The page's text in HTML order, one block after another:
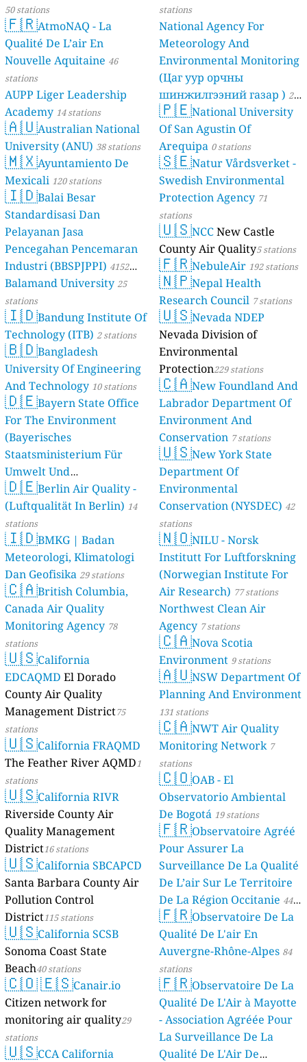
50 stations
🇫🇷AtmoNAQ - La
Qualité De L’air En
Nouvelle Aquitaine 46
stations
AUPP Liger Leadership
Academy 14 stations
🇦🇺Australian National
University (ANU) 38 stations
🇲🇽Ayuntamiento De
Mexicali 120 stations
🇮🇩Balai Besar
Standardisasi Dan
Pelayanan Jasa
Pencegahan Pencemaran
Industri (BBSPJPPI) 4152
stations
Balamand University25
stations
🇮🇩Bandung Institute Of
Technology (ITB) 2 stations
🇧🇩Bangladesh
University Of Engineering
And Technology 10 stations
🇩🇪Bayern State Office
For The Environment
(Bayerisches
Staatsministerium Für
Umwelt Und
Verbraucherschutz) - LfU
46 stations
🇩🇪Berlin Air Quality -
(Luftqualität In Berlin) 14
stations
🇮🇩BMKG | Badan
Meteorologi, Klimatologi
Dan Geofisika 29 stations
🇨🇦British Columbia,
Canada Air Quality
Monitoring Agency 78
stations
🇺🇸California
EDCAQMD El Dorado
County Air Quality
Management District75
stations
🇺🇸California FRAQMD
The Feather River AQMD1
stations
🇺🇸California RIVR
Riverside County Air
Quality Management
District16 stations
🇺🇸California SBCAPCD
Santa Barbara County Air
Pollution Control
District115 stations
🇺🇸California SCSB
Sonoma Coast State
Beach40 stations
🇨🇴🇪🇸Canair.io
Citizen network for
monitoring air quality29
stations
🇺🇸CCA California
stations
National Agency For
Meteorology And
Environmental Monitoring
(Цаг уур орчны
шинжилгээний газар ) 21
stations
🇵🇪National University
Of San Agustin Of
Arequipa 0 stations
🇸🇪Natur Vårdsverket -
Swedish Environmental
Protection Agency 71
stations
🇺🇸NCCNew Castle
County Air Quality5 stations
🇫🇷NebuleAir 192 stations
🇳🇵Nepal Health
Research Council 7 stations
🇺🇸Nevada NDEP
Nevada Division of
Environmental
Protection229 stations
🇨🇦New Foundland And
Labrador Department Of
Environment And
Conservation 7 stations
🇺🇸New York State
Department Of
Environmental
Conservation (NYSDEC) 42
stations
🇳🇴NILU - Norsk
Institutt For Luftforskning
(Norwegian Institute For
Air Research) 77 stations
Northwest Clean Air
Agency 7 stations
🇨🇦Nova Scotia
Environment 9 stations
🇦🇺NSW Department Of
Planning And Environment
131 stations
🇨🇦NWT Air Quality
Monitoring Network 7
stations
🇨🇴OAB - El
Observatorio Ambiental
De Bogotá 19 stations
🇫🇷Observatoire Agréé
Pour Assurer La
Surveillance De La Qualité
De L’air Sur Le Territoire
De La Région Occitanie 44
stations
🇫🇷Observatoire De La
Qualité De L'air En
Auvergne-Rhône-Alpes 84
stations
🇫🇷Observatoire De La
Qualité De L'Air à Mayotte
- Association Agréée Pour
La Surveillance De La
Qualité De L'Air De